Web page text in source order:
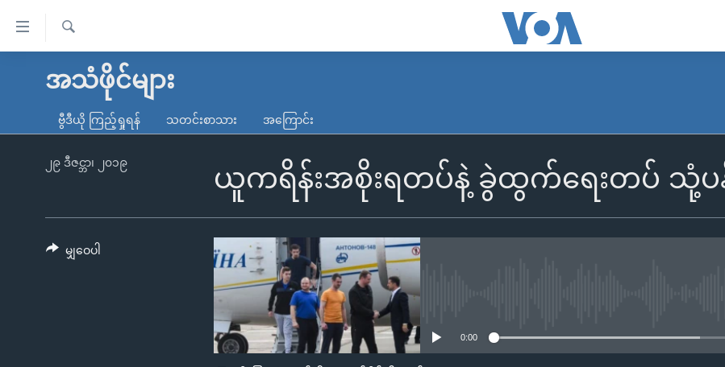
လွယ်ကူ
သည့်
မူလစာမျက်နှာ
ကမ္ဘာ့သတင်းများ
နိုင်ငံတကာ
တရုတ်
အစ္စရေး-ပါလက်စတိုင်း
ရပ်ဝန်းတခု လမ်းတခု အလွန်
အင်္ဂလိပ်စာလေ့လာမယ်
ရ
အသံဖိုင်များ
ဗွီဒီယို ကြည့်ရှုရန် သတင်းစာသား အကြောင်း
ယူကရိန်းအစိုးရတပ်နဲ့ ခွဲထွက်ရေးတပ် သုံ့
၂၉ ဒီဇင္ဘာ၊ ၂၀၁၉
0:00
မျှဝေပါ